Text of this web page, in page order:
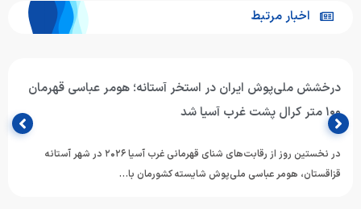
اخبار مرتبط
درخشش ملی‌پوش ایران در استخر آستانه؛ هومر عباسی قهرمان
۱۰۰ متر کرال پشت غرب آسیا شد
در نخستین روز از رقابت‌های شنای قهرمانی غرب آسیا ۲۰۲۶ در شهر آستانه
قزاقستان، هومر عباسی ملی‌پوش شایسته کشورمان با…